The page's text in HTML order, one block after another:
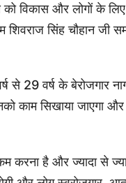
विकास और लोगों के
शिवराज सिंह चौहान जी
से 29 वर्ष के बेरोजगार
काम सिखाया जाएगा
करना है और ज्यादा से